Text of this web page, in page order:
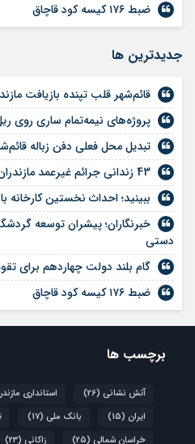
ضبط ۱۷۶ کیسه کود قاچاق
جديدترين ها
قائم‌شهر قلب تپنده بازیافت
پروژه‌های نیمه‌تمام ساری روی
تبدیل محل فعلی دفن زباله
43 زندانی جرائم غیرعمد مازندران آزاد می شوند
ببینید؛ احداث نخستین کارخانه
خبرنگاران؛ پیشران توسعه
دستی
گام بلند دولت چهاردهم برای
ضبط ۱۷۶ کیسه کود قاچاق
برچسب ها
آتش نشانی (26) استانداری
ایران (15) بانک ملی (17)
خراسان شمالی (25) زاکانی (23)